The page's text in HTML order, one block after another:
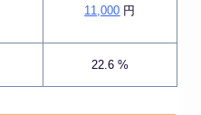
11,000 円
22.6 %